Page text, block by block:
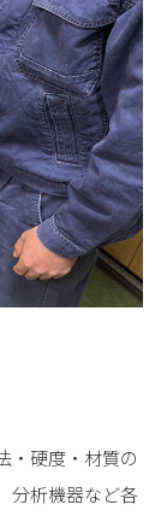
・硬度・材質の
分析機器など各